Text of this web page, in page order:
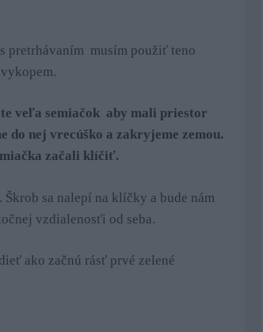
pretrhávaním musím použiť teno
veľa semiačok aby mali priestor
do nej vrecúško a zakryjeme zemou.
začali klíčiť.
sa nalepí na klíčky a bude nám
vzdialenosťi od seba.
ako začnú rásť prvé zelené